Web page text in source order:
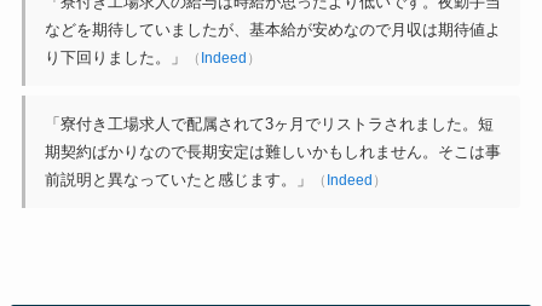
などを期待していましたが、基本給が安めなので月収は期待値よ
り下回りました。」
（ Indeed ）
「寮付き工場求人で配属されて3ヶ月でリストラされました。短
期契約ばかりなので長期安定は難しいかもしれません。そこは事
前説明と異なっていたと感じます。」
（ Indeed ）